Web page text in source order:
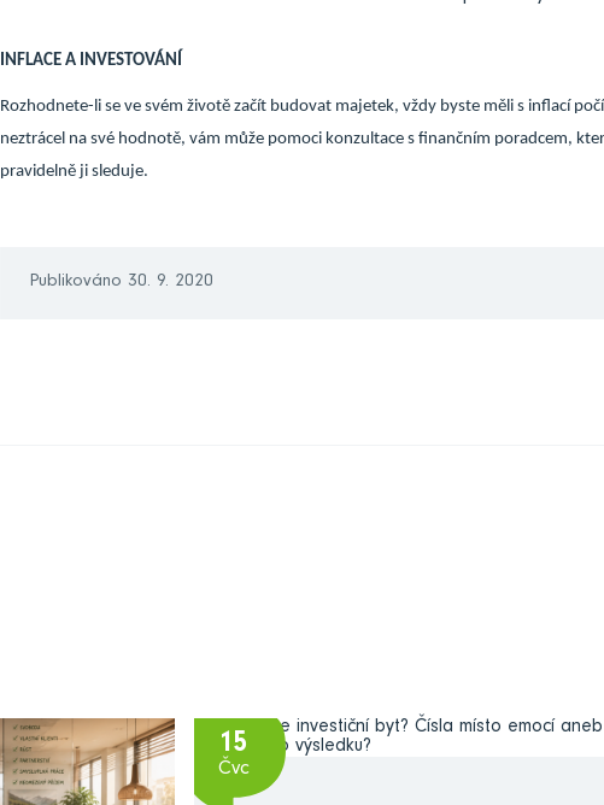
INFLACE A INVESTOVÁNÍ
Rozhodnete-li se ve svém životě začít budovat majetek, vždy byste měli s inflací
neztrácel na své hodnotě, vám může pomoci konzultace s finančním poradcem,
pravidelně ji sleduje.
Publikováno 30. 9. 2020
15
Čvc